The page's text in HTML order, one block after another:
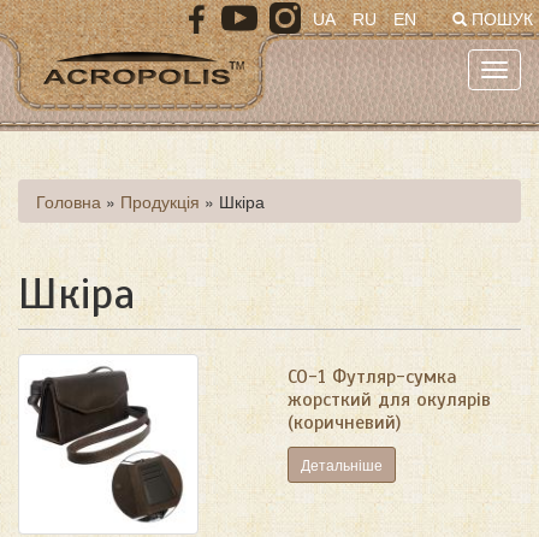
Перейти
до
основного
матеріалу
ПОШУК
UA RU EN
Ви
є
тут
Головна » Продукція » Шкіра
Шкіра
СО-1 Футляр-сумка
жорсткий для окулярів
(коричневий)
Детальніше